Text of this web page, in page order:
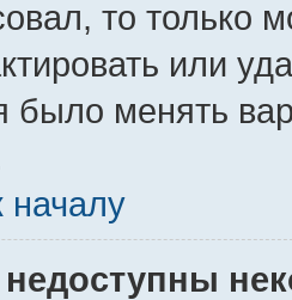
то только
или
было менять
началу